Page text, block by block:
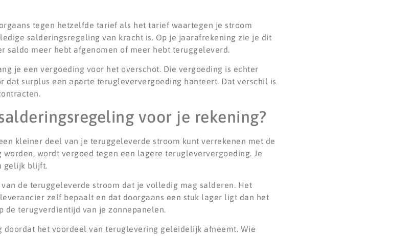
tegen hetzelfde tarief als het tarief waartegen je stroom
salderingsregeling van kracht is. Op je jaarafrekening zie je dit
saldo meer hebt afgenomen of meer hebt teruggeleverd.
je een vergoeding voor het overschot. Die vergoeding is echter
surplus een aparte terugleververgoeding hanteert. Dat verschil is
voor je rekening?
kleiner deel van je teruggeleverde stroom kunt verrekenen met de
wordt vergoed tegen een lagere terugleververgoeding. Je
gelijk blijft.
de teruggeleverde stroom dat je volledig mag salderen. Het
zelf bepaalt en dat doorgaans een stuk lager ligt dan het
terugverdientijd van je zonnepanelen.
het voordeel van teruglevering geleidelijk afneemt. Wie